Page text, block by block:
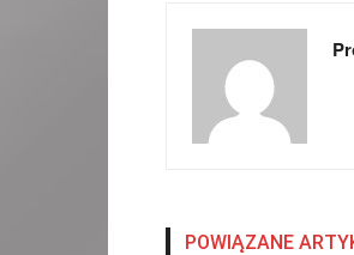
POWIĄZANE